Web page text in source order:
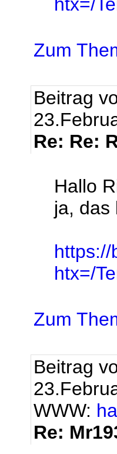
Zum
Beitrag
Re: Re:
Hallo
ja, das
htx=/
Zum
Beitrag
WWW:
Re: